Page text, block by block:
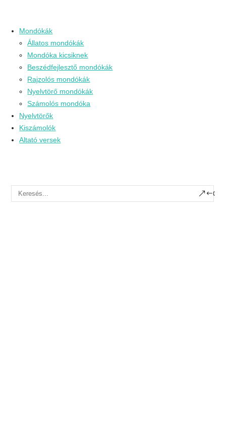
Mondókák
Állatos mondókák
Mondóka kicsiknek
Beszédfejlesztő mondókák
Rajzolós mondókák
Nyelvtörő mondókák
Számolós mondóka
Nyelvtörők
Kiszámolók
Altató versek